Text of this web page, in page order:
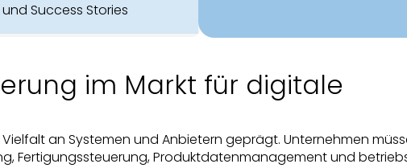
Success Stories
im Markt für digitale
an Systemen und Anbietern geprägt. Unternehmen
Fertigungssteuerung, Produktdatenmanagement und